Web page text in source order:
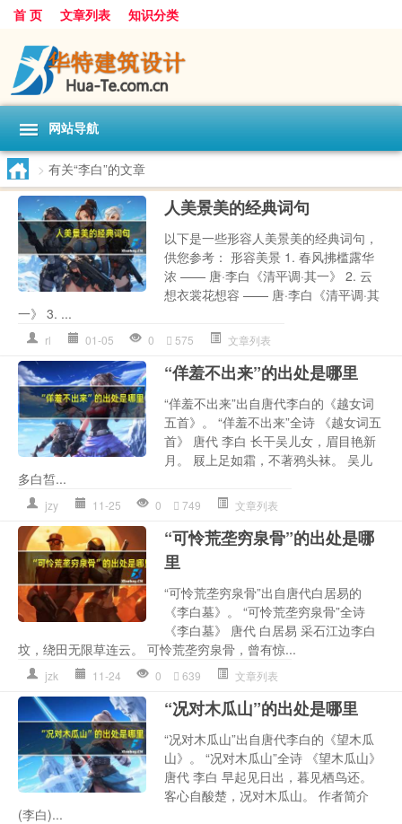
首 页 文章列表 知识分类
网站导航
> 有关“李白”的文章
人美景美的经典词句
以下是一些形容人美景美的经典词句，
供您参考： 形容美景 1. 春风拂槛露华
浓 —— 唐·李白《清平调·其一》 2. 云
想衣裳花想容 —— 唐·李白《清平调·其
一》 3. ...
rl 01-05 0 575 文章列表
“佯羞不出来”的出处是哪里
“佯羞不出来”出自唐代李白的《越女词
五首》。 “佯羞不出来”全诗 《越女词五
首》 唐代 李白 长干吴儿女，眉目艳新
月。 屐上足如霜，不著鸦头袜。 吴儿
多白皙...
jzy 11-25 0 749 文章列表
“可怜荒垄穷泉骨”的出处是哪
里
“可怜荒垄穷泉骨”出自唐代白居易的
《李白墓》。 “可怜荒垄穷泉骨”全诗
《李白墓》 唐代 白居易 采石江边李白
坟，绕田无限草连云。 可怜荒垄穷泉骨，曾有惊...
jzk 11-24 0 639 文章列表
“况对木瓜山”的出处是哪里
“况对木瓜山”出自唐代李白的《望木瓜
山》。 “况对木瓜山”全诗 《望木瓜山》
唐代 李白 早起见日出，暮见栖鸟还。
客心自酸楚，况对木瓜山。 作者简介
(李白)...